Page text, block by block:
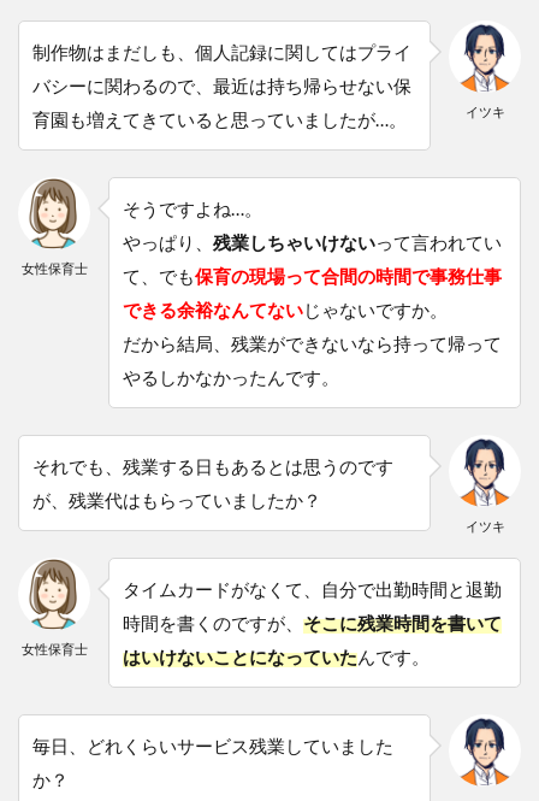
ても
大丈
夫！
無責
任で
い！
イツキ
制作物はまだしも、個人記録に関してはプライ
バシーに関わるので、最近は持ち帰らせない保
育園も増えてきていると思っていましたが…。
女性保育士
そうですよね…。
やっぱり、 残業しちゃいけないって言われてい
て、でも保育の現場って合間の時間で事務仕事
できる余裕なんてないじゃないですか。
だから結局、残業ができないなら持って帰って
やるしかなかったんです。
イツキ
それでも、残業する日もあるとは思うのです
が、残業代はもらっていましたか？
女性保育士
タイムカードがなくて、自分で出勤時間と退勤
時間を書くのですが、 そこに残業時間を書いて
はいけないことになっていたんです。
毎日、どれくらいサービス残業していました
か？